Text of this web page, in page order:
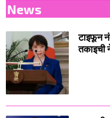
News
टाइफून
तकाइची